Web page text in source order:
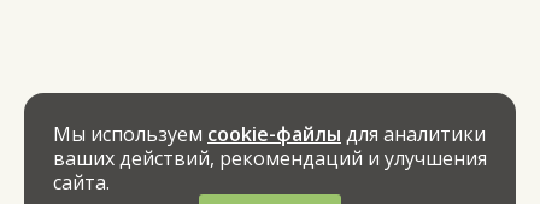
Мы используем cookie-файлы для аналитики
ваших действий, рекомендаций и улучшения
сайта.